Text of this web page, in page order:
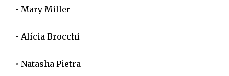
• Mary Miller
• Alícia Brocchi
• Natasha Pietra